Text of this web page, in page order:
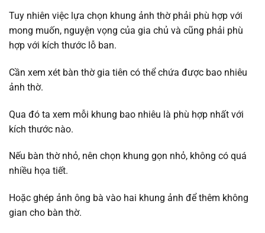
Tuy nhiên việc lựa chọn khung ảnh thờ phải phù hợp với
mong muốn, nguyện vọng của gia chủ và cũng phải phù
hợp với kích thước lỗ ban.
Cần xem xét bàn thờ gia tiên có thể chứa được bao nhiêu
ảnh thờ.
Qua đó ta xem mỗi khung bao nhiêu là phù hợp nhất với
kích thước nào.
Nếu bàn thờ nhỏ, nên chọn khung gọn nhỏ, không có quá
nhiều họa tiết.
Hoặc ghép ảnh ông bà vào hai khung ảnh để thêm không
gian cho bàn thờ.